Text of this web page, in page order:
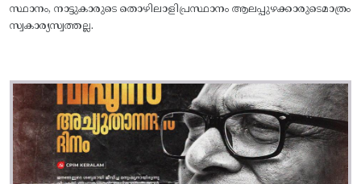
സ്ഥാനം, നാട്ടുകാരുടെ തൊഴിലാളിപ്രസ്ഥാനം ആലപ്പുഴക്കാരുടെമാത്രം
സ്വകാര്യസ്വത്തല്ല.